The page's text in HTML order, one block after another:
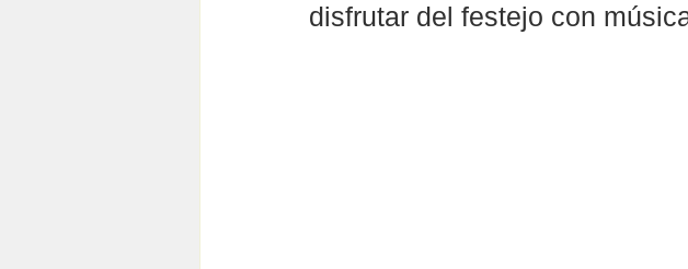
disfrutar del festejo con